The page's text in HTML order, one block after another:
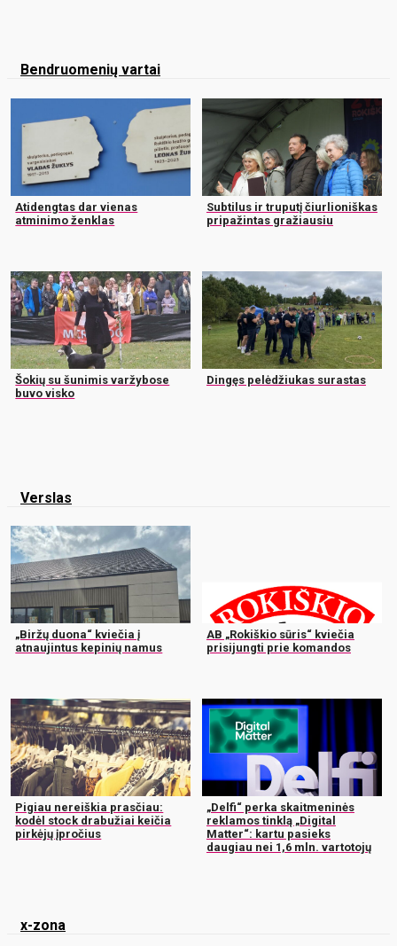
Bendruomenių vartai
Atidengtas dar vienas
atminimo ženklas
Subtilus ir truputį čiurlioniškas
pripažintas gražiausiu
Šokių su šunimis varžybose
buvo visko
Dingęs pelėdžiukas surastas
Verslas
„Biržų duona“ kviečia į
atnaujintus kepinių namus
AB „Rokiškio sūris“ kviečia
prisijungti prie komandos
Pigiau nereiškia prasčiau:
kodėl stock drabužiai keičia
pirkėjų įpročius
„Delfi“ perka skaitmeninės
reklamos tinklą „Digital
Matter“: kartu pasieks
daugiau nei 1,6 mln. vartotojų
x-zona